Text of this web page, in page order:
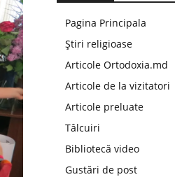
Pagina Principala
Știri religioase
Articole Ortodoxia.md
Articole de la vizitatori
Articole preluate
Tâlcuiri
Bibliotecă video
Gustări de post